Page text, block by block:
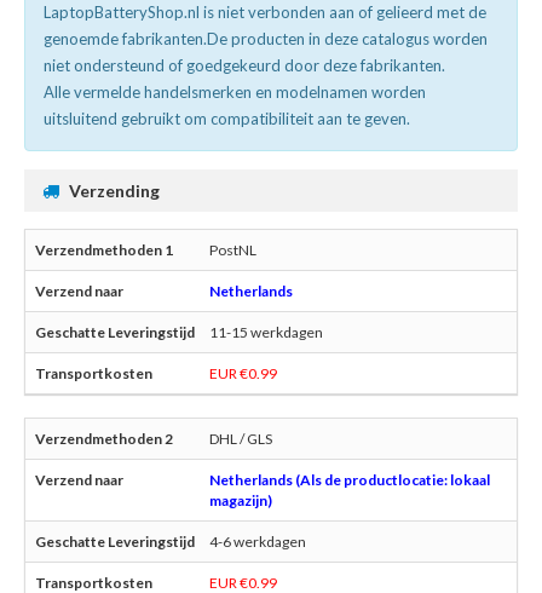
LaptopBatteryShop.nl is niet verbonden aan of gelieerd met de
genoemde fabrikanten.De producten in deze catalogus worden
niet ondersteund of goedgekeurd door deze fabrikanten.
Alle vermelde handelsmerken en modelnamen worden
uitsluitend gebruikt om compatibiliteit aan te geven.
Verzending
PostNL
Netherlands
11-15 werkdagen
EUR €0.99
DHL / GLS
Netherlands (Als de productlocatie: lokaal
magazijn)
4-6 werkdagen
EUR €0.99